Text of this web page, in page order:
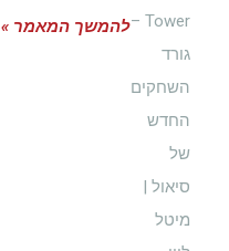
להמשך המאמר »